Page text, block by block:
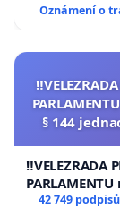
Oznámení o
§ 144
‼️VELEZRADA
144
42 749 podpisů